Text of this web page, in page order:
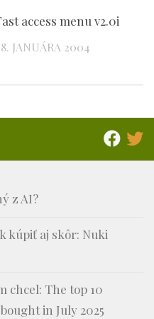
access menu v2.0i
JANUÁRA 2004
z AI?
kúpiť aj skôr: Nuki
chcel: The top 10
in July 2025